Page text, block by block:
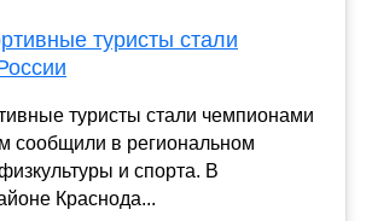
туристы стали
туристы стали чемпионами
сообщили в региональном
и спорта. В
Краснода...